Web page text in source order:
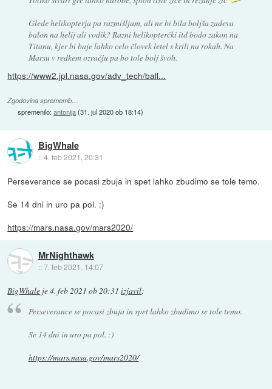
Glede helikopterja pa razmišljam, ali ne bi bila boljša zadeva
balon na helij ali vodik? Razni helikopterčki itd bodo zakon na
Titanu, kjer bi baje lahko celo človek letel s krili na rokah. Na
Marsu v redkem ozračju pa bo tole bolj švoh.
https://www2.jpl.nasa.gov/adv_tech/ball...
Zgodovina sprememb…
spremenilo:antonija(31. jul 2020 ob 18:14)
BigWhale
::4. feb 2021, 20:31
Perseverance se pocasi zbuja in spet lahko zbudimo se tole temo.
Se 14 dni in uro pa pol. :)
https://mars.nasa.gov/mars2020/
MrNighthawk
::7. feb 2021, 14:07
BigWhale je4. feb 2021 ob 20:31 izjavil:
Perseverance se pocasi zbuja in spet lahko zbudimo se tole temo.
Se 14 dni in uro pa pol. :)
https://mars.nasa.gov/mars2020/